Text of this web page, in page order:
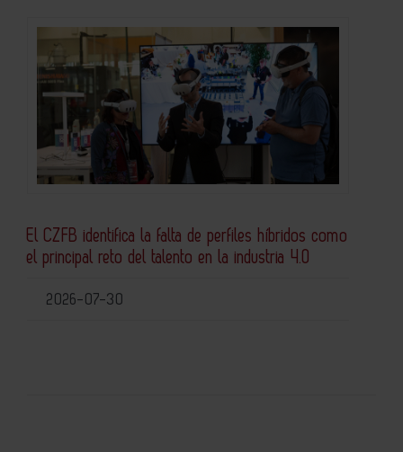
El CZFB identifica la falta de perfiles híbridos como
el principal reto del talento en la industria 4.0
2026-07-30